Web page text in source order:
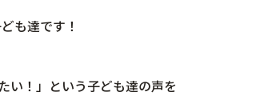
も達です！
い！」という子ども達の声を